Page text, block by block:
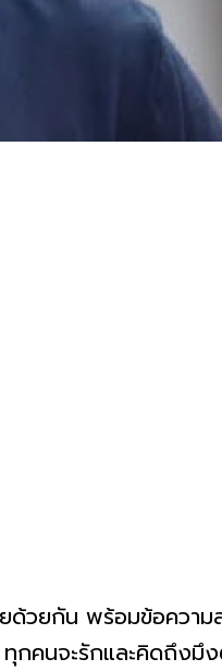
ด้วยกัน พร้อมข้อความ
ทุกคนจะรักและคิดถึงมึ